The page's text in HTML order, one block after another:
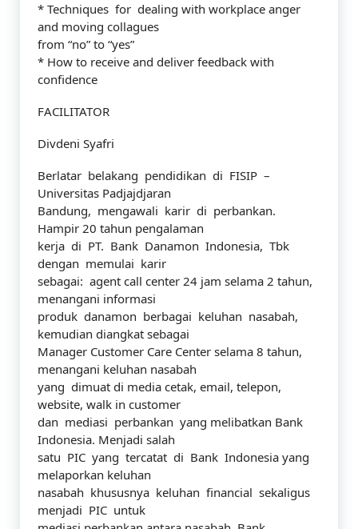
* Techniques for dealing with workplace anger
and moving collagues
from “no” to “yes”
* How to receive and deliver feedback with
confidence
FACILITATOR
Divdeni Syafri
Berlatar belakang pendidikan di FISIP –
Universitas Padjajdjaran
Bandung, mengawali karir di perbankan.
Hampir 20 tahun pengalaman
kerja di PT. Bank Danamon Indonesia, Tbk
dengan memulai karir
sebagai: agent call center 24 jam selama 2 tahun,
menangani informasi
produk danamon berbagai keluhan nasabah,
kemudian diangkat sebagai
Manager Customer Care Center selama 8 tahun,
menangani keluhan nasabah
yang dimuat di media cetak, email, telepon,
website, walk in customer
dan mediasi perbankan yang melibatkan Bank
Indonesia. Menjadi salah
satu PIC yang tercatat di Bank Indonesia yang
melaporkan keluhan
nasabah khususnya keluhan financial sekaligus
menjadi PIC untuk